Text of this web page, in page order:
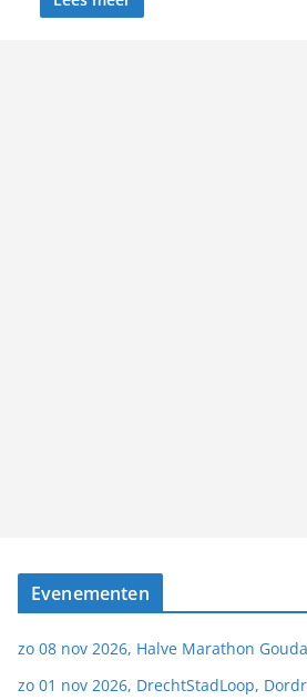
Evenementen
zo 08 nov 2026, Halve Marathon
zo 01 nov 2026, DrechtStadLoop,